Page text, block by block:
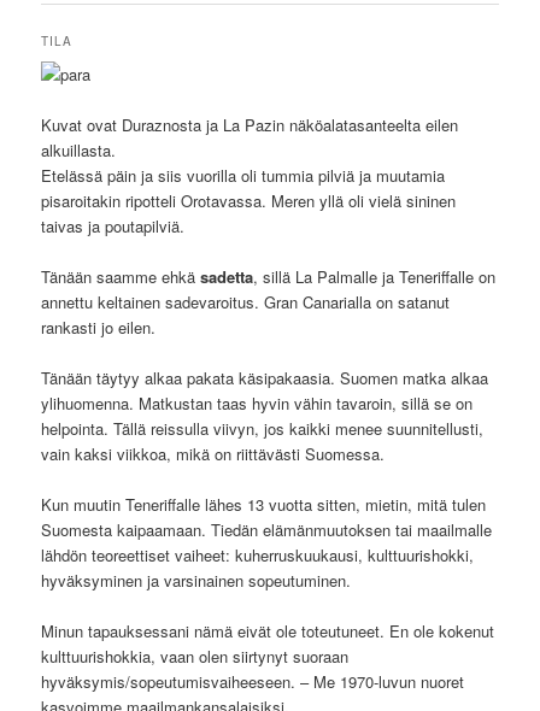
TILA
Kuvat ovat Duraznosta ja La Pazin näköalatasanteelta eilen
alkuillasta.
Etelässä päin ja siis vuorilla oli tummia pilviä ja muutamia
pisaroitakin ripotteli Orotavassa. Meren yllä oli vielä sininen
taivas ja poutapilviä.
Tänään saamme ehkäsadetta, sillä La Palmalle ja Teneriffalle on
annettu keltainen sadevaroitus. Gran Canarialla on satanut
rankasti jo eilen.
Tänään täytyy alkaa pakata käsipakaasia. Suomen matka alkaa
ylihuomenna. Matkustan taas hyvin vähin tavaroin, sillä se on
helpointa. Tällä reissulla viivyn, jos kaikki menee suunnitellusti,
vain kaksi viikkoa, mikä on riittävästi Suomessa.
Kun muutin Teneriffalle lähes 13 vuotta sitten, mietin, mitä tulen
Suomesta kaipaamaan. Tiedän elämänmuutoksen tai maailmalle
lähdön teoreettiset vaiheet: kuherruskuukausi, kulttuurishokki,
hyväksyminen ja varsinainen sopeutuminen.
Minun tapauksessani nämä eivät ole toteutuneet. En ole kokenut
kulttuurishokkia, vaan olen siirtynyt suoraan
hyväksymis/sopeutumisvaiheeseen. – Me 1970-luvun nuoret